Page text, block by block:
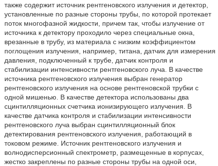
также содержит источник рентгеновского излучения и детектор,
установленные по разные стороны трубы, по которой протекает
поток многофазной жидкости, причем так, чтобы излучение от
источника к детектору проходило через специальные окна,
врезанные в трубу, из материала с низким коэффициентом
поглощения излучения, например, титана, датчик для измерения
давления, подключенный к трубе, датчик контроля и
стабилизации интенсивности рентгеновского луча. В качестве
источника рентгеновского излучения выбран генератор
рентгеновского излучения на основе рентгеновской трубки с
одной мишенью. В качестве детектора использованы два
сцинтилляционных счетчика ионизирующего излучения. В
качестве датчика контроля и стабилизации интенсивности
рентгеновского луча выбран сцинтилляционный блок
детектирования рентгеновского излучения, работающий в
токовом режиме. Источник рентгеновского излучения и
волнодисперсионный спектрометр, размещенные в корпусах,
жестко закреплены по разные стороны трубы на одной оси,